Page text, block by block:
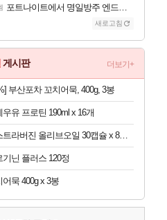
포트나이트에서 명일방주 엔드필드 [펠리카] 판매 예정
새로고침
게시판 더보기+
부산포차 꼬치어묵, 400g, 3봉
우유 프로틴 190ml x 16개
엑스트라버진 올리브오일 30캡슐 x 8박스
기닌 플러스 120정
어묵 400g x 3봉